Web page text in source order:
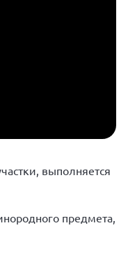
выполняется
предмета,